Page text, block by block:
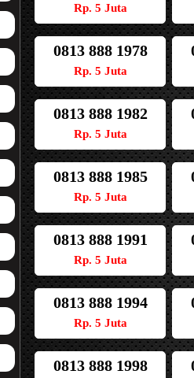
Rp. 5 Juta
0813 888 1978
Rp. 5 Juta
0813 888 1982
Rp. 5 Juta
0813 888 1985
Rp. 5 Juta
0813 888 1991
Rp. 5 Juta
0813 888 1994
Rp. 5 Juta
0813 888 1998